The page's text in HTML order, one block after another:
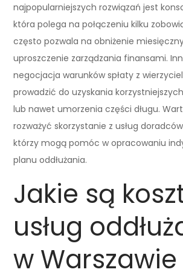
najpopularniejszych rozwiązań jest
która polega na połączeniu kilku
często pozwala na obniżenie
uproszczenie zarządzania finansami.
negocjacja warunków spłaty z
prowadzić do uzyskania
lub nawet umorzenia części długu.
rozważyć skorzystanie z usług
którzy mogą pomóc w opracowaniu
planu oddłużania.
Jakie są
usług
w Warszawie